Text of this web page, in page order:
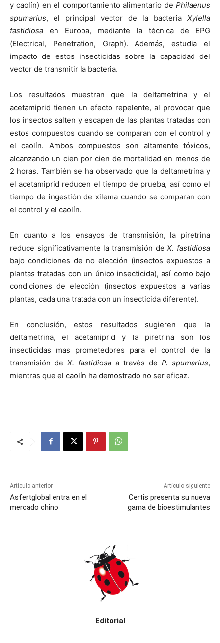
y caolín) en el comportamiento alimentario de Philaenus
spumarius, el principal vector de la bacteria Xylella
fastidiosa en Europa, mediante la técnica de EPG
(Electrical, Penetration, Graph). Además, estudia el
impacto de estos insecticidas sobre la capacidad del
vector de transmitir la bacteria.
Los resultados muestran que la deltametrina y el
acetamiprid tienen un efecto repelente, al provocar que
los insectos salten y escapen de las plantas tratadas con
estos compuestos cuando se comparan con el control y
el caolín. Ambos compuestos son altamente tóxicos,
alcanzando un cien por cien de mortalidad en menos de
2 horas. También se ha observado que la deltametrina y
el acetamiprid reducen el tiempo de prueba, así como el
tiempo de ingestión de xilema cuando se comparan con
el control y el caolín.
En cuanto a los ensayos de transmisión, la piretrina
reduce significativamente la transmisión deX. fastidiosa
bajo condiciones de no elección (insectos expuestos a
plantas tratadas con un único insecticida), así como bajo
condiciones de elección (insectos expuestos a varias
plantas, cada una tratada con un insecticida diferente).
En conclusión, estos resultados sugieren que la
deltametrina, el acetamiprid y la piretrina son los
insecticidas mas prometedores para el control de la
transmisión de X. fastidiosa a través de P. spumarius,
mientras que el caolín ha demostrado no ser eficaz.
Artículo anterior
Asfertglobal entra en el
mercado chino
Artículo siguiente
Certis presenta su nueva
gama de bioestimulantes
Editorial